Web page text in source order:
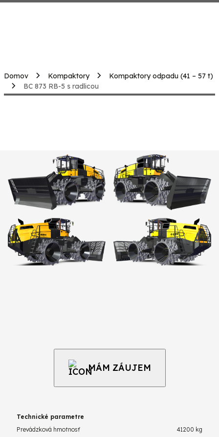
Domov Kompaktory
Kompaktory odpadu (41 – 57 t)
BC 873 RB-5 s radlicou
MÁM ZÁUJEM
Technické parametre
Prevádzková hmotnosť
41200 kg